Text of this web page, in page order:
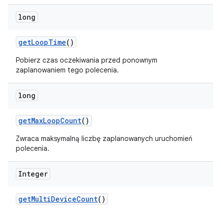
long
getLoopTime()
Pobierz czas oczekiwania przed ponownym
zaplanowaniem tego polecenia.
long
getMaxLoopCount()
Zwraca maksymalną liczbę zaplanowanych uruchomień
polecenia.
Integer
getMultiDeviceCount()